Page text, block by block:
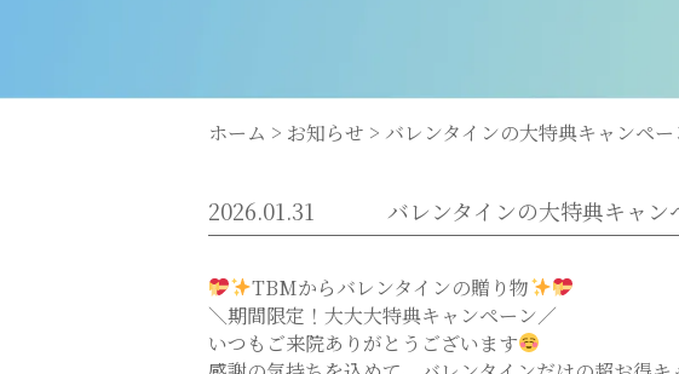
ホーム > お知らせ > バレンタインの大特典キャンペ
2026.01.31 バレンタインの大特典キャン
TBMからバレンタインの贈り物
＼期間限定！大大大特典キャンペーン／
いつもご来院ありがとうございます